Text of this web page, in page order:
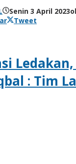
Senin 3 April 2023
Tweet
: Tim